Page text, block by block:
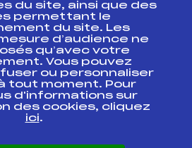
fédéral
Formation, Suivi
professionnel
du site, ainsi que des
permettant le
du site. Les
d’audience ne
qu’avec votre
Vous pouvez
ou personnaliser
tout moment. Pour
d'informations sur
des cookies, cliquez
ici.